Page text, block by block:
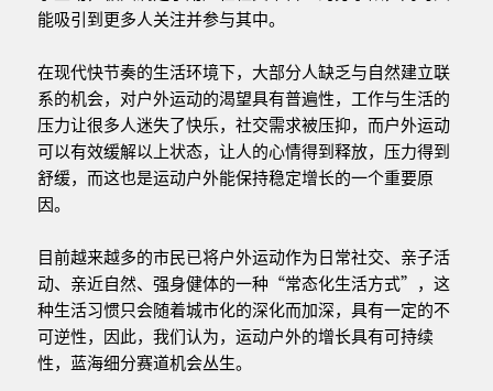
能吸引到更多人关注并参与其中。
在现代快节奏的生活环境下，大部分人缺乏与自然建立联
系的机会，对户外运动的渴望具有普遍性，工作与生活的
压力让很多人迷失了快乐，社交需求被压抑，而户外运动
可以有效缓解以上状态，让人的心情得到释放，压力得到
舒缓，而这也是运动户外能保持稳定增长的一个重要原
因。
目前越来越多的市民已将户外运动作为日常社交、亲子活
动、亲近自然、强身健体的一种“常态化生活方式”，这
种生活习惯只会随着城市化的深化而加深，具有一定的不
可逆性，因此，我们认为，运动户外的增长具有可持续
性，蓝海细分赛道机会丛生。